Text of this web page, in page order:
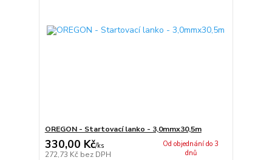
OREGON - Startovací lanko - 3,0mmx30,5m
330,00 Kč/ks
272,73 Kč bez DPH
Od objednání do 3
dnů